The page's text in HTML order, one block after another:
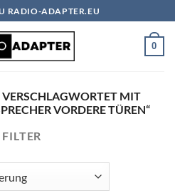
RADIO-ADAPTER.EU
0
MIT
VORDERE TÜREN“
FILTER